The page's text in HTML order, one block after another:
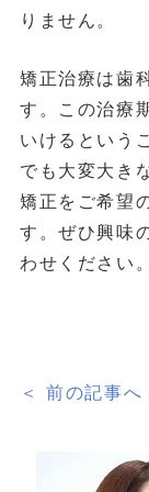
りません。
矯正治療は歯
す。この治療
いけるという
でも大変大き
矯正をご希望
す。ぜひ興味
わせください。
＜ 前の記事へ